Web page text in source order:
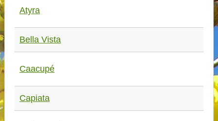
Atyra
Bella Vista
Caacupé
Capiata